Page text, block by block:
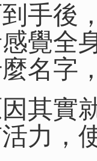
後，
覺全
名字
實就
力，